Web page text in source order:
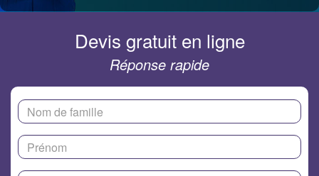
Devis gratuit en ligne
Réponse rapide